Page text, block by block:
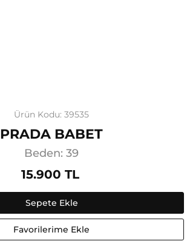
Ürün Kodu: 39535
PRADA BABET
Beden: 39
15.900 TL
Sepete Ekle
Favorilerime Ekle